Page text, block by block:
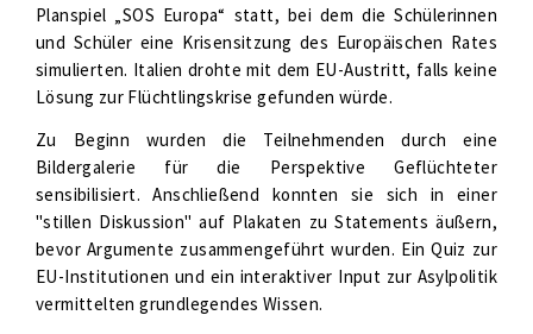
Planspiel „SOS Europa“ statt, bei dem die Schülerinnen
und Schüler eine Krisensitzung des Europäischen Rates
simulierten. Italien drohte mit dem EU-Austritt, falls keine
Lösung zur Flüchtlingskrise gefunden würde.
Zu Beginn wurden die Teilnehmenden durch eine
Bildergalerie für die Perspektive Geflüchteter
sensibilisiert. Anschließend konnten sie sich in einer
"stillen Diskussion" auf Plakaten zu Statements äußern,
bevor Argumente zusammengeführt wurden. Ein Quiz zur
EU-Institutionen und ein interaktiver Input zur Asylpolitik
vermittelten grundlegendes Wissen.